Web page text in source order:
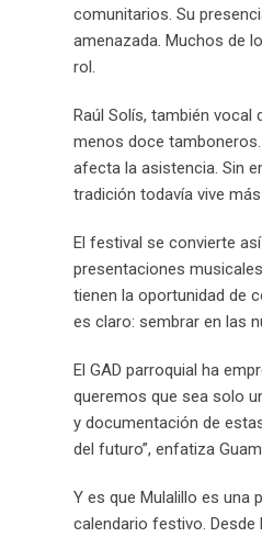
comunitarios. Su
amenazada. Muchos de
rol.
Raúl Solís, también
menos doce
afecta la asistencia. Sin
tradición todavía vive
El festival se convierte
presentaciones
tienen la oportunidad de
es claro: sembrar en las
El GAD parroquial ha
queremos que sea solo
y documentación de
del futuro”, enfatiza
Y es que Mulalillo es una
calendario festivo. Desde